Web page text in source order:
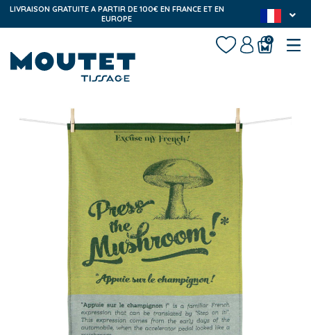
LIVRAISON GRATUITE A PARTIR DE 100€ EN FRANCE ET EN
EUROPE
0